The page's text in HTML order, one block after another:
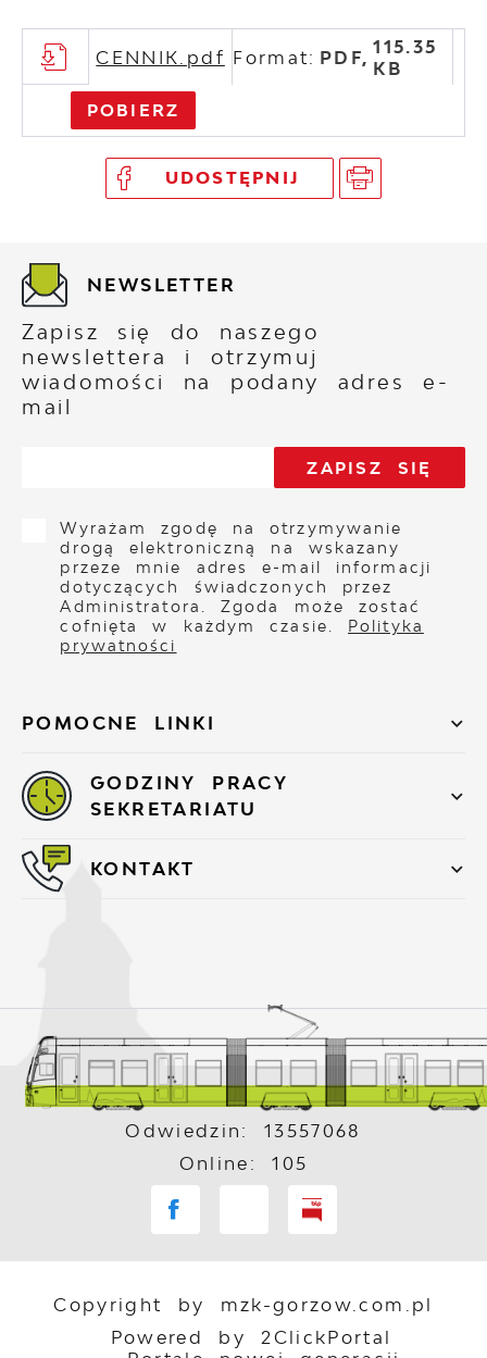
CENNIK.pdf Format: PDF, 115.35
KB
POBIERZ
UDOSTĘPNIJ
POMOCNE LINKI
NEWSLETTER
Zapisz się do naszego
newslettera i otrzymuj
wiadomości na podany adres e-
mail
Wyrażam zgodę na otrzymywanie
drogą elektroniczną na wskazany
przeze mnie adres e-mail informacji
dotyczących świadczonych przez
Administratora. Zgoda może zostać
cofnięta w każdym czasie. Polityka
prywatności
GODZINY PRACY
SEKRETARIATU
KONTAKT
Odwiedzin: 13557068
Online: 105
Copyright by mzk-gorzow.com.pl
Powered by2ClickPortal